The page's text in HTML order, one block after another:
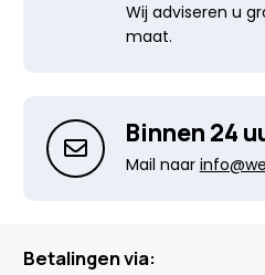
Wij adviseren u
maat.
Binnen 24
Mail naar
Betalingen via: